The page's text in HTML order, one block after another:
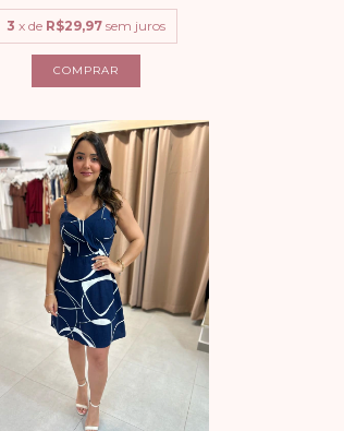
3 x de R$29,97 sem juros
COMPRAR